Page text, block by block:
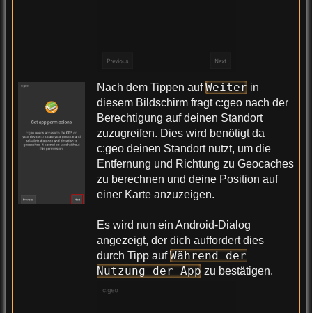
Nach dem Tippen aufWeiter in
diesem Bildschirm fragt c:geo nach der
Berechtigung auf deinen Standort
zuzugreifen. Dies wird benötigt da
c:geo deinen Standort nutzt, um die
Entfernung und Richtung zu Geocaches
zu berechnen und deine Position auf
einer Karte anzuzeigen.
Es wird nun ein Android-Dialog
angezeigt, der dich auffordert dies
durch Tipp aufWährend der
Nutzung der App zu bestätigen.